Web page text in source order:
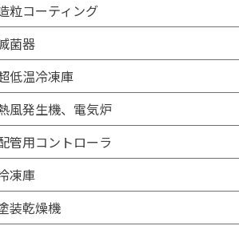
粒コーティング
菌器
低温冷凍庫
風発生機、電気炉
管用コントローラ
凍庫
装乾燥機